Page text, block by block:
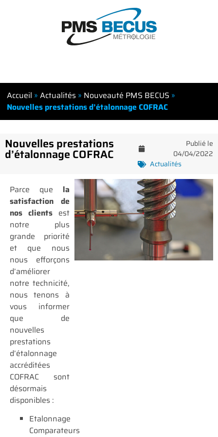
Accueil » Actualités » Nouveauté PMS BECUS »
Nouvelles prestations d’étalonnage COFRAC
Nouvelles prestations
d’étalonnage COFRAC
Publié le
04/04/2022
Actualités
Parce que la
satisfaction de
nos clientsest
notre plus
grande priorité
et que nous
nous efforçons
d’améliorer
notre technicité,
nous tenons à
vous informer
que de
nouvelles
prestations
d’étalonnage
accréditées
COFRAC sont
désormais
disponibles :
Etalonnage
Comparateurs